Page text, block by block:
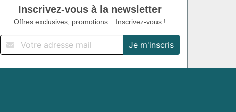
Inscrivez-vous à la newsletter
Offres exclusives, promotions... Inscrivez-vous !